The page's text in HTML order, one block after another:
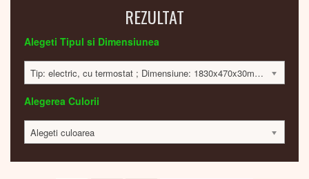
REZULTAT
Alegeti Tipul si Dimensiunea
Tip: electric, cu termostat ; Dimensiune: 1830x470x30mm; 1000 Watt; 22117 lei
Alegerea Culorii
Alegeti culoarea